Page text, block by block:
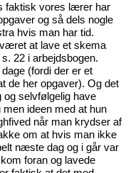
faktisk vores lærer har
og så dels nogle
hvis man har tid.
at lave et skema
22 i arbejdsbogen.
(fordi der er et
de her opgaver). Og det
selvfølgelig have
ideen med at hun
når man krydser af
om at hvis man ikke
næste dag og i går var
foran og lavede